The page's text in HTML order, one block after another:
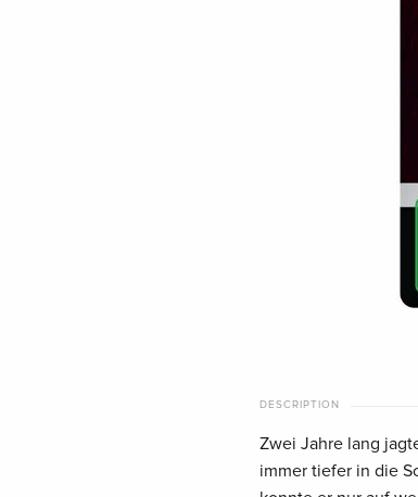
DESCRIPTION
Zwei Jahre lang
immer tiefer in die